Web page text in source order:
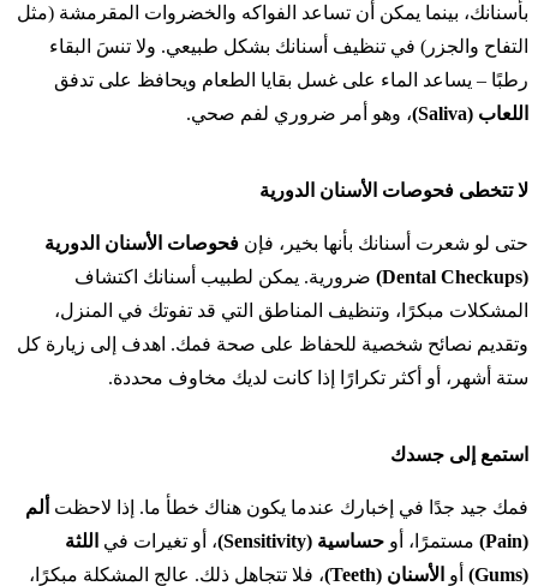
بأسنانك، بينما يمكن أن تساعد الفواكه والخضروات المقرمشة (مثل
التفاح والجزر) في تنظيف أسنانك بشكل طبيعي. ولا تنسَ البقاء
رطبًا – يساعد الماء على غسل بقايا الطعام ويحافظ على تدفق
اللعاب (Saliva)
، وهو أمر ضروري لفم صحي.
لا تتخطى فحوصات الأسنان الدورية
حتى لو شعرت أسنانك بأنها بخير، فإن فحوصات الأسنان الدورية
(Dental Checkups)
ضرورية. يمكن لطبيب أسنانك اكتشاف
المشكلات مبكرًا، وتنظيف المناطق التي قد تفوتك في المنزل،
وتقديم نصائح شخصية للحفاظ على صحة فمك. اهدف إلى زيارة كل
ستة أشهر، أو أكثر تكرارًا إذا كانت لديك مخاوف محددة.
استمع إلى جسدك
فمك جيد جدًا في إخبارك عندما يكون هناك خطأ ما. إذا لاحظت ألم
(Pain)
مستمرًا، أو حساسية (Sensitivity) ، أو تغيرات في اللثة
(Gums)
أو الأسنان (Teeth)
، فلا تتجاهل ذلك. عالج المشكلة مبكرًا،